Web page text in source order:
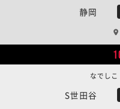
静岡
S世田谷
なでし